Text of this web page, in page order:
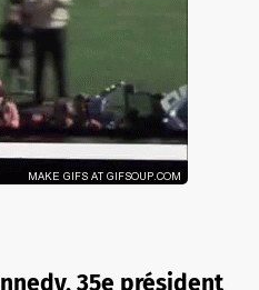
35e président